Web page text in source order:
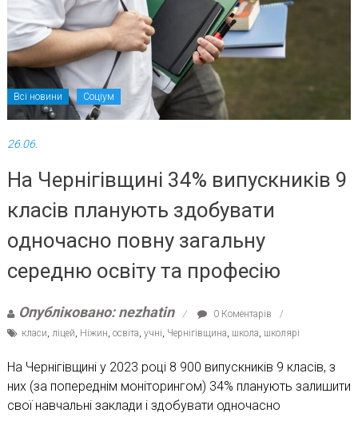
Всі новини Соціум
26.06.
На Чернігівщині 34% випускників 9
класів планують здобувати
одночасно повну загальну
середню освіту та професію
Опубліковано: nezhatin
0 Коментарів
класи, ліцей, Ніжин, освіта, учні, Чернігівщина, школа, школярі
На Чернігівщині у 2023 році 8 900 випускників 9 класів, з
них (за попереднім моніторингом) 34% планують залишити
свої навчальні заклади і здобувати одночасно